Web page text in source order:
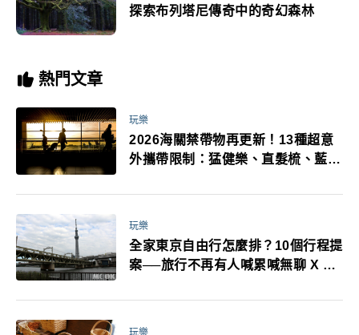
探索布列塔尼傳奇中的奇幻森林
熱門文章
玩樂
2026海關禁帶物再更新！13種超意
外攜帶限制：猛健樂、直髮梳、藍牙
萬！注意事項一次看！
玩樂
全家東京自由行怎麼排？10個行程提
案──旅行不再有人喊累喊無聊 X 爸
玩樂